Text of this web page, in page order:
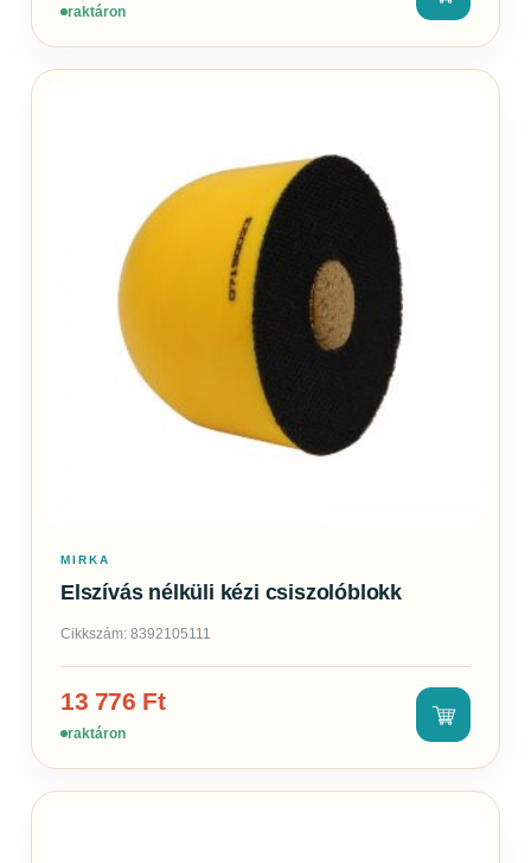
raktáron
MIRKA
Elszívás nélküli kézi csiszolóblokk
Cikkszám: 8392105111
13 776 Ft
raktáron